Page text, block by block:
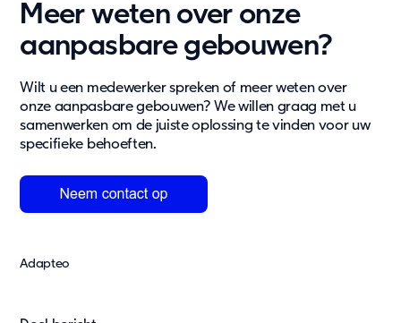
Meer weten over onze
aanpasbare gebouwen?
Wilt u een medewerker spreken of meer weten over
onze aanpasbare gebouwen? We willen graag met u
samenwerken om de juiste oplossing te vinden voor uw
specifieke behoeften.
Adapteo